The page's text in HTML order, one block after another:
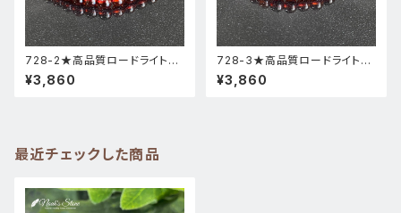
728-2★高品質ロードライトガ
ーネット★天然石ブレスレットパ
ワーストーン新品
¥3,860
728-3★高品質ロードライトガ
ーネット★天然石ブレスレットパ
ワーストーン新品
¥3,860
最近チェックした商品